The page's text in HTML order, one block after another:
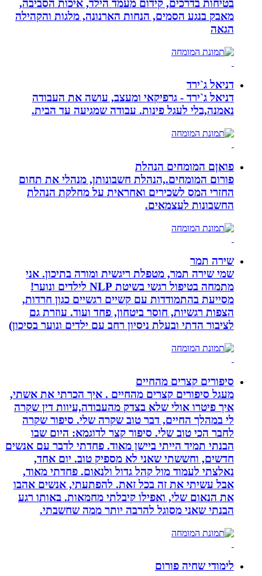
בטיחות בדרכים, קידום מעמד הילד, איכות הסביבה,
מאבק בנגע הסמים, הנחות הארנונה, מלגות והקהילה
הגאה
דניאל ג`ירד
דניאל ג`ירד - גרפיקאי ומעצב, עושה את העבודה
נאמנה,בלי לעגל פינות. עבודה שמגיעה עד הבית.
פואןם המומחים הנהלת
פורום המומחים.,הנהלת חשבונותן, מנהלי את תחום
החזרי המס לשכירים ואחראית על מחלקת הנהלת
החשבונות לעצמאים.
שירה תמר
שמי שירה תמר, מטפלת ריגשית ומורה בתיכון. אני
מתמחה בטיפול רגשי בשיטת NLP לילדים ונוער!
מסייעת בהתמודדות עם קשיים רגשיים כגון חרדות,
הצפות רגשיות, חוסר ביטחון, פחד ועוד. עוזרת גם
לציבור הדתי ובעלת ניסיון רחב עם ילדים ונוער בסיכון)
סיפורים קצרים מהחיים
מעגל סיפורים קצרים מהחיים . איך הכרתי את אשתי,
איך פיטרו אולי שלא בצדק מהעבודה,עיוות דין שקרה
לי במהלך החיים, דבר טוב שקרה שלי. סיפור שקרה
לחבר הכי טוב שלי. סיפור קצר לדוגמא: היום שבו
הבנתי תמיד הייתי ביישן מאוד. פחדתי לדבר עם אנשים
חדשים, וחששתי שאני לא מספיק טוב. יום אחד,
נאלצתי לעמוד מול קהל גדול ולנאום. פחדתי מאוד,
אבל עשיתי את זה בכל זאת. להפתעתי, אנשים אהבו
את הנאום שלי, ואפילו קיבלתי מחמאות. באותו רגע
הבנתי שאני מסוגל להרבה יותר ממה שחשבתי.
לימודי שחיה פורום